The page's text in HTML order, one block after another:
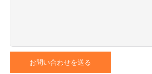
お問い合わせを送る